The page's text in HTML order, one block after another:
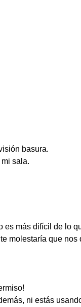
basura.
sala.
más difícil de lo
que nos
ni estás